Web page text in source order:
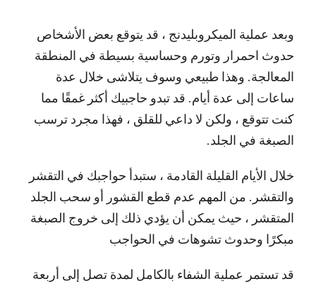
وبعد عملية الميكروبليدنج ، قد يتوقع بعض الأشخاص
حدوث احمرار وتورم وحساسية بسيطة في المنطقة
المعالجة. وهذا طبيعي وسوف يتلاشى خلال عدة
ساعات إلى عدة أيام. قد تبدو حاجبيك أكثر غمقًا مما
كنت تتوقع ، ولكن لا داعي للقلق ، فهذا مجرد ترسب
الصبغة في الجلد.
خلال الأيام القليلة القادمة ، ستبدأ حواجبك في التقشر
والتقشر. من المهم عدم قطع القشور أو سحب الجلد
المتقشر ، حيث يمكن أن يؤدي ذلك إلى خروج الصبغة
مبكرًا وحدوث تشوهات في الحواجب
قد تستمر عملية الشفاء بالكامل لمدة تصل إلى أربعة